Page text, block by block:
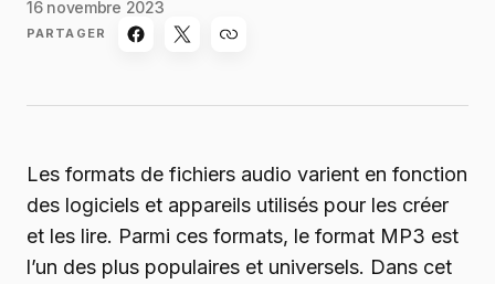
16 novembre 2023
PARTAGER
Les formats de fichiers audio varient en fonction
des logiciels et appareils utilisés pour les créer
et les lire. Parmi ces formats, le format MP3 est
l’un des plus populaires et universels. Dans cet